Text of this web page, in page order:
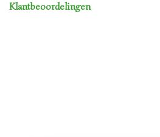
Klantbeoordelingen